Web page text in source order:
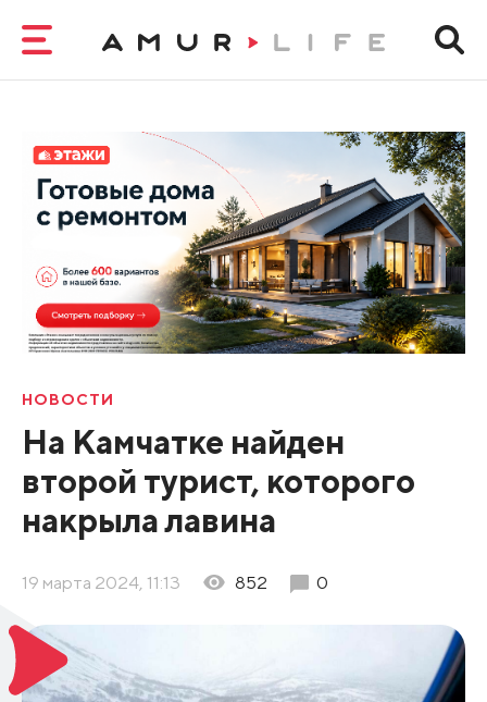
НОВОСТИ
На Камчатке найден
второй турист, которого
накрыла лавина
19 марта 2024, 11:13 852 0